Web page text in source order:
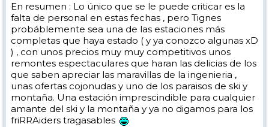
En resumen : Lo único que se le puede criticar es la
falta de personal en estas fechas , pero Tignes
probáblemente sea una de las estaciones más
completas que haya estado ( y ya conozco algunas xD
) , con unos precios muy muy competitivos unos
remontes espectaculares que haran las delicias de los
que saben apreciar las maravillas de la ingenieria ,
unas ofertas cojonudas y uno de los paraisos de ski y
montaña. Una estación imprescindible para cualquier
amante del ski y la montaña y ya no digamos para los
friRRAiders tragasables